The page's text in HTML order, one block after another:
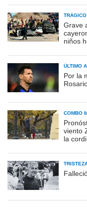
Grave
niños
ÚLTIMO
Por la
COMBO
viento
la